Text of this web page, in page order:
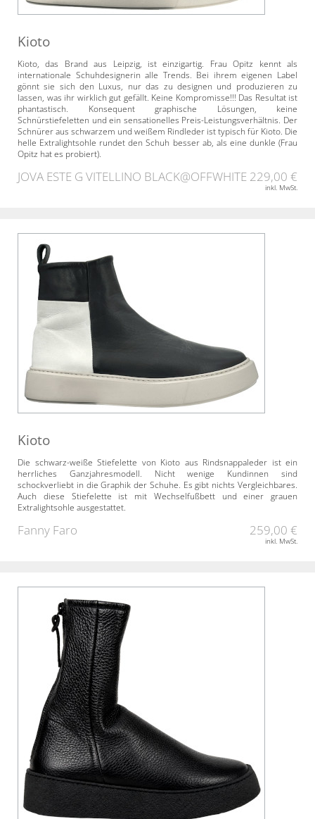
Kioto
Kioto, das Brand aus Leipzig, ist einzigartig. Frau Opitz kennt als
internationale Schuhdesignerin alle Trends. Bei ihrem eigenen Label
gönnt sie sich den Luxus, nur das zu designen und produzieren zu
lassen, was ihr wirklich gut gefällt. Keine Kompromisse!!! Das Resultat ist
phantastisch. Konsequent graphische Lösungen, keine
Schnürstiefeletten und ein sensationelles Preis-Leistungsverhältnis. Der
Schnürer aus schwarzem und weißem Rindleder ist typisch für Kioto. Die
helle Extralightsohle rundet den Schuh besser ab, als eine dunkle (Frau
Opitz hat es probiert).
JOVA ESTE G VITELLINO BLACK@OFFWHITE 229,00 €
inkl. MwSt.
Kioto
Die schwarz-weiße Stiefelette von Kioto aus Rindsnappaleder ist ein
herrliches Ganzjahresmodell. Nicht wenige Kundinnen sind
schockverliebt in die Graphik der Schuhe. Es gibt nichts Vergleichbares.
Auch diese Stiefelette ist mit Wechselfußbett und einer grauen
Extralightsohle ausgestattet.
Fanny Faro 259,00 €
inkl. MwSt.